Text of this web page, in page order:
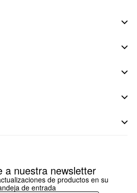
a nuestra newsletter
de productos en su
de entrada